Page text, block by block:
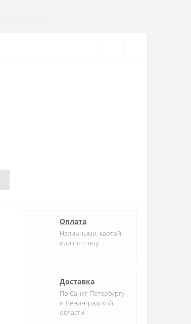
Оплата
Наличными, картой
или по счету
Доставка
По Санкт-Петербургу
и Ленинградской
области